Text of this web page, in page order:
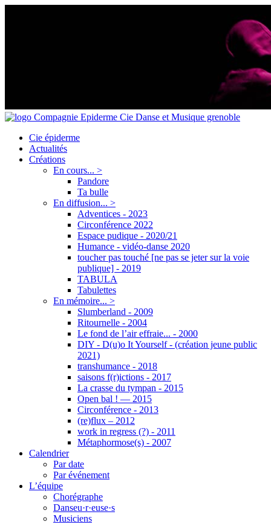
Cie épiderme
Actualités
Créations
En cours... >
Pandore
Ta bulle
En diffusion... >
Adventices - 2023
Circonférence 2022
Espace pudique - 2020/21
Humance - vidéo-danse 2020
toucher pas touché [ne pas se jeter sur la voie
publique] - 2019
TABULA
Tabulettes
En mémoire... >
Slumberland - 2009
Ritournelle - 2004
Le fond de l’air effraie... - 2000
DIY - D(u)o It Yourself - (création jeune public
2021)
transhumance - 2018
saisons f(r)ictions - 2017
La crasse du tympan - 2015
Open bal ! — 2015
Circonférence - 2013
(re)flux – 2012
work in regress (?) - 2011
Métaphormose(s) - 2007
Calendrier
Par date
Par événement
L’équipe
Chorégraphe
Danseu·r·euse·s
Musiciens